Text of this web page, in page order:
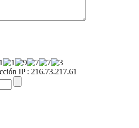
IP : 216.73.217.61